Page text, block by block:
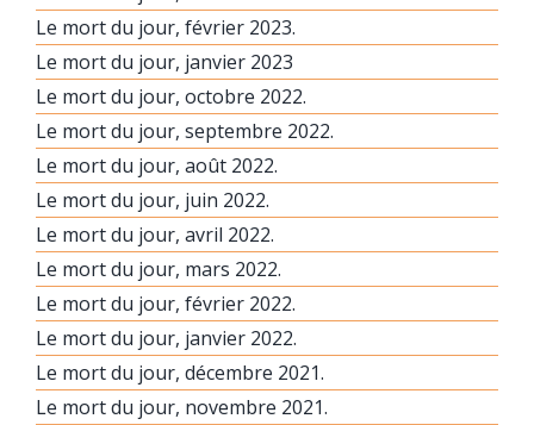
Le mort du jour, février 2023.
Le mort du jour, janvier 2023
Le mort du jour, octobre 2022.
Le mort du jour, septembre 2022.
Le mort du jour, août 2022.
Le mort du jour, juin 2022.
Le mort du jour, avril 2022.
Le mort du jour, mars 2022.
Le mort du jour, février 2022.
Le mort du jour, janvier 2022.
Le mort du jour, décembre 2021.
Le mort du jour, novembre 2021.